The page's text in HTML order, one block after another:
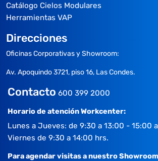
Catálogo Cielos Modulares
Herramientas VAP
Direcciones
Oficinas Corporativas y Showroom:
Av. Apoquindo 3721, piso 16, Las Condes.
Contacto 600 399 2000
Horario de atención Workcenter:
Lunes a Jueves: de 9:30 a 13:00 - 15:00
Viernes de 9:30 a 14:00 hrs.
Para agendar visitas a nuestro